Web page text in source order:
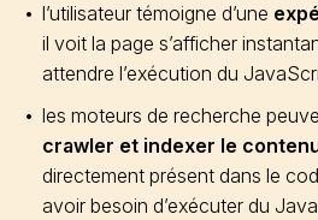
l’utilisateur témoigne d’une
il voit la page s’afficher
attendre l’exécution du
les moteurs de recherche
crawler et indexer le
directement présent dans le
avoir besoin d’exécuter du